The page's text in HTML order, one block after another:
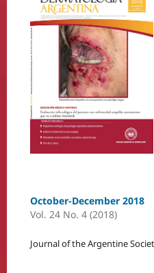
October-December 2018
Vol. 24 No. 4 (2018)
Journal of the Argentine